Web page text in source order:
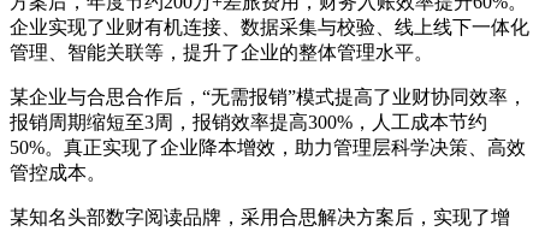
企业实现了业财有机连接、数据采集与校验、线上线下一体化
管理、智能关联等，提升了企业的整体管理水平。
某企业与合思合作后，“无需报销”模式提高了业财协同效率，
报销周期缩短至3周，报销效率提高300%，人工成本节约
50%。真正实现了企业降本增效，助力管理层科学决策、高效
管控成本。
某知名头部数字阅读品牌，采用合思解决方案后，实现了增